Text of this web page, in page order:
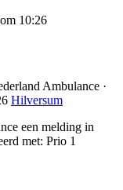
10:26
Ambulance ·
Hilversum
een melding in
met: Prio 1